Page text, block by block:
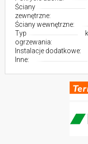
Ściany
zewnętrzne:
Ściany wewnętrzne:
Typ
ogrzewania:
Instalacje dodatkowe:
Inne: